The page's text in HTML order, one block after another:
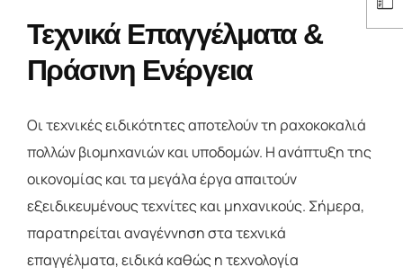
Τεχνικά Επαγγέλματα &
Πράσινη Ενέργεια
Οι τεχνικές ειδικότητες αποτελούν τη ραχοκοκαλιά
πολλών βιομηχανιών και υποδομών. Η ανάπτυξη της
οικονομίας και τα μεγάλα έργα απαιτούν
εξειδικευμένους τεχνίτες και μηχανικούς. Σήμερα,
παρατηρείται αναγέννηση στα τεχνικά
επαγγέλματα, ειδικά καθώς η τεχνολογία